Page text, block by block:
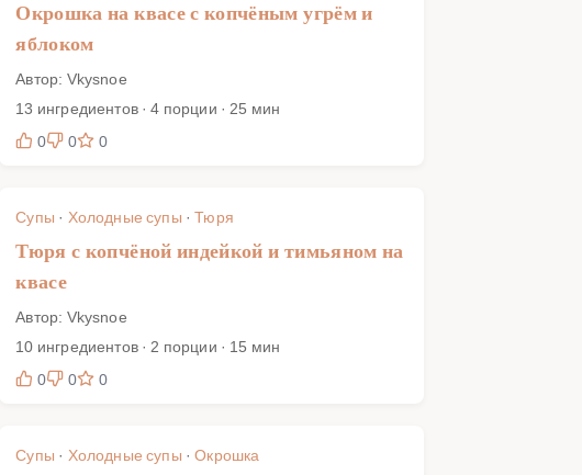
Окрошка на квасе с копчёным угрём и
яблоком
Автор: Vkysnoe
13 ингредиентов · 4 порции · 25 мин
0
0 0
Супы · Холодные супы ·Тюря
Тюря с копчёной индейкой и тимьяном на
квасе
Автор: Vkysnoe
10 ингредиентов · 2 порции · 15 мин
0
0 0
Супы · Холодные супы ·Окрошка